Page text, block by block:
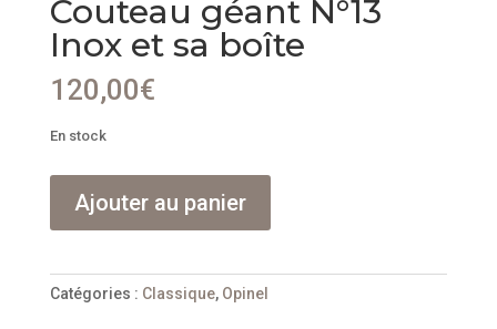
Couteau géant N°13
Inox et sa boîte
120,00€
En stock
N°13
Ajouter au panier
Catégories : Classique, Opinel